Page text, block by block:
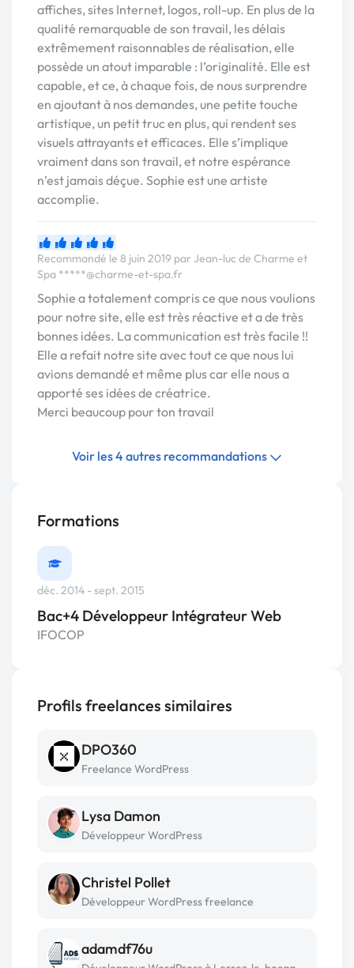
affiches, sites Internet, logos, roll-up. En plus de la
qualité remarquable de son travail, les délais
extrêmement raisonnables de réalisation, elle
possède un atout imparable : l’originalité. Elle est
capable, et ce, à chaque fois, de nous surprendre
en ajoutant à nos demandes, une petite touche
artistique, un petit truc en plus, qui rendent ses
visuels attrayants et efficaces. Elle s’implique
vraiment dans son travail, et notre espérance
n’est jamais déçue. Sophie est une artiste
accomplie.
Recommandé le 8 juin 2019 par Jean-luc de Charme et
Spa *****@charme-et-spa.fr
Sophie a totalement compris ce que nous voulions
pour notre site, elle est très réactive et a de très
bonnes idées. La communication est très facile !!
Elle a refait notre site avec tout ce que nous lui
avions demandé et même plus car elle nous a
apporté ses idées de créatrice.
Merci beaucoup pour ton travail
Voir les 4 autres recommandations
Formations
déc. 2014 - sept. 2015
Bac+4 Développeur Intégrateur Web
IFOCOP
Profils freelances similaires
DPO360
Freelance WordPress
Lysa Damon
Développeur WordPress
Christel Pollet
Développeur WordPress freelance
adamdf76u